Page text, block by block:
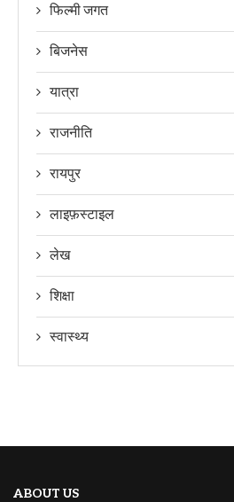
फिल्मी जगत
बिजनेस
यात्रा
राजनीति
रायपुर
लाइफ़स्टाइल
लेख
शिक्षा
स्वास्थ्य
ABOUT US